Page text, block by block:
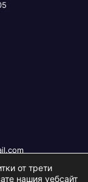
от трети
нашия уебсайт